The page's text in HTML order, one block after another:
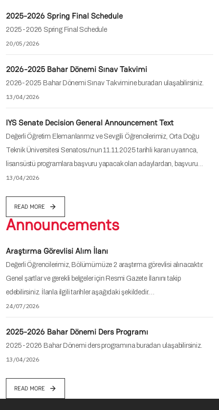
2025-2026 Spring Final Schedule
2025-2026 Spring Final Schedule
20/05/2026
2026-2025 Bahar Dönemi Sınav Takvimi
2026-2025 Bahar Dönemi Sınav Takvimine buradan ulaşabilirsiniz.
13/04/2026
IYS Senate Decision General Announcement Text
Değerli Öğretim Elemanlarımız ve Sevgili Öğrencilerimiz, Orta Doğu
Teknik Üniversitesi Senatosu'nun 11.11.2025 tarihli kararı uyarınca,
lisansüstü programlara başvuru yapacak olan adaylardan, başvuru…
13/04/2026
READ MORE
Announcements
Araştırma Görevlisi Alım İlanı
Değerli Öğrencilerimiz, Bölümümüze 2 araştırma görevlisi alınacaktır.
Genel şartlar ve gerekli belgeler için Resmi Gazete İlanını takip
edebilirsiniz. İlanla ilgili tarihler aşağıdaki şekildedir.…
24/07/2026
2025-2026 Bahar Dönemi Ders Programı
2025-2026 Bahar Dönemi ders programına buradan ulaşabilirsiniz.
13/04/2026
READ MORE